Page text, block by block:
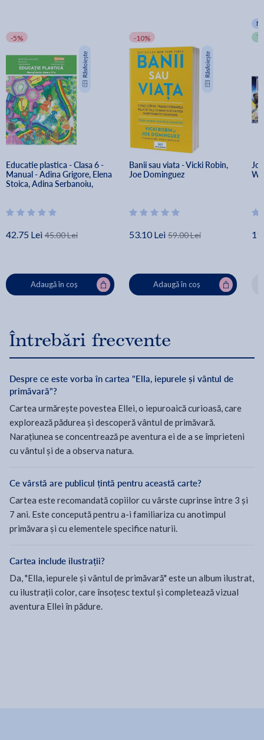
-5%
Educatie plastica - Clasa 6 -
Manual - Adina Grigore, Elena
Stoica, Adina Serbanoiu,
42.75 Lei 45.00 Lei
Adaugă în coș
-10%
Banii sau viata - Vicki Robin,
Joe Dominguez
53.10 Lei 59.00 Lei
Adaugă în coș
Întrebări frecvente
Despre ce este vorba în cartea "Ella, iepurele și vântul de
primăvară"?
Cartea urmărește povestea Ellei, o iepuroaică curioasă, care
explorează pădurea și descoperă vântul de primăvară.
Narațiunea se concentrează pe aventura ei de a se împrieteni
cu vântul și de a observa natura.
Ce vârstă are publicul țintă pentru această carte?
Cartea este recomandată copiilor cu vârste cuprinse între 3 și
7 ani. Este concepută pentru a-i familiariza cu anotimpul
primăvara și cu elementele specifice naturii.
Cartea include ilustrații?
Da, "Ella, iepurele și vântul de primăvară" este un album ilustrat,
cu ilustrații color, care însoțesc textul și completează vizual
aventura Ellei în pădure.